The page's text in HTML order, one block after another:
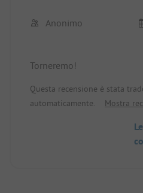
Anonimo
Torneremo!
Questa recensione è stata
automaticamente.
Mostra